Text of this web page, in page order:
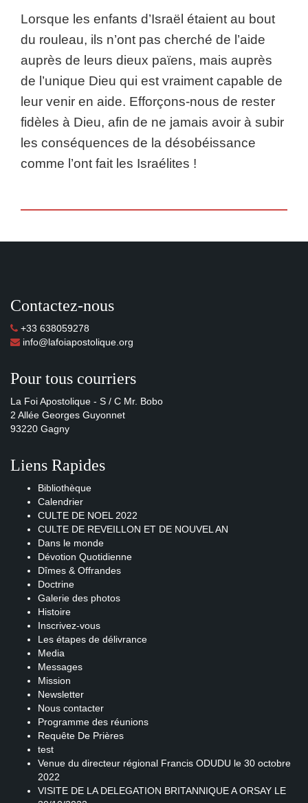
Lorsque les enfants d’Israël étaient au bout
du rouleau, ils n’ont pas cherché de l’aide
auprès de leurs dieux païens, mais auprès
de l’unique Dieu qui est vraiment capable de
leur venir en aide. Efforçons-nous de rester
fidèles à Dieu, afin de ne jamais avoir à subir
les conséquences de la désobéissance
comme l’ont fait les Israélites !
Contactez-nous
+33 638059278
info@lafoiapostolique.org
Pour tous courriers
La Foi Apostolique - S / C Mr. Bobo
2 Allée Georges Guyonnet
93220 Gagny
Liens Rapides
Bibliothèque
Calendrier
CULTE DE NOEL 2022
CULTE DE REVEILLON ET DE NOUVEL AN
Dans le monde
Dévotion Quotidienne
Dîmes & Offrandes
Doctrine
Galerie des photos
Histoire
Inscrivez-vous
Les étapes de délivrance
Media
Messages
Mission
Newsletter
Nous contacter
Programme des réunions
Requête De Prières
test
Venue du directeur régional Francis ODUDU le 30 octobre
2022
VISITE DE LA DELEGATION BRITANNIQUE A ORSAY LE